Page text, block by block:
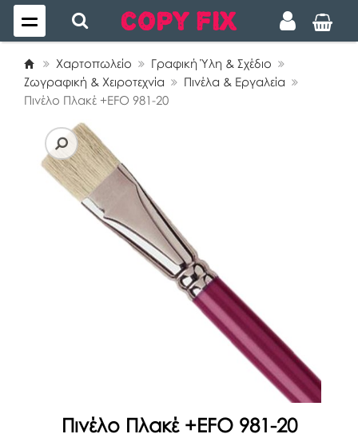
Χαρτοπωλείο
Γραφική Ύλη & Σχέδιο
Ζωγραφική & Χειροτεχνία
Πινέλα & Εργαλεία
Πινέλο Πλακέ +EFO 981-20
Πινέλο Πλακέ +EFO 981-20